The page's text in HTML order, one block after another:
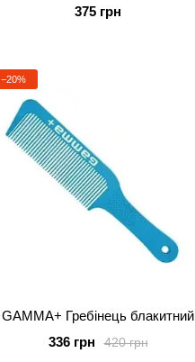
375 грн
−20%
GAMMA+ Гребінець блакитний
420 грн
336 грн